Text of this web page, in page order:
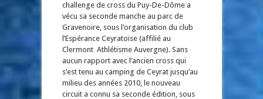
challenge de cross du Puy-De-Dôme a
vécu sa seconde manche au parc de
Gravenoire, sous l’organisation du club
l’Espérance Ceyratoise (affilié au
Clermont Athlétisme Auvergne). Sans
aucun rapport avec l’ancien cross qui
s’est tenu au camping de Ceyrat jusqu’au
milieu des années 2010, le nouveau
circuit a connu sa seconde édition, sous